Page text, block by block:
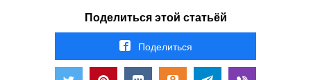
Поделиться этой статьёй
Поделиться